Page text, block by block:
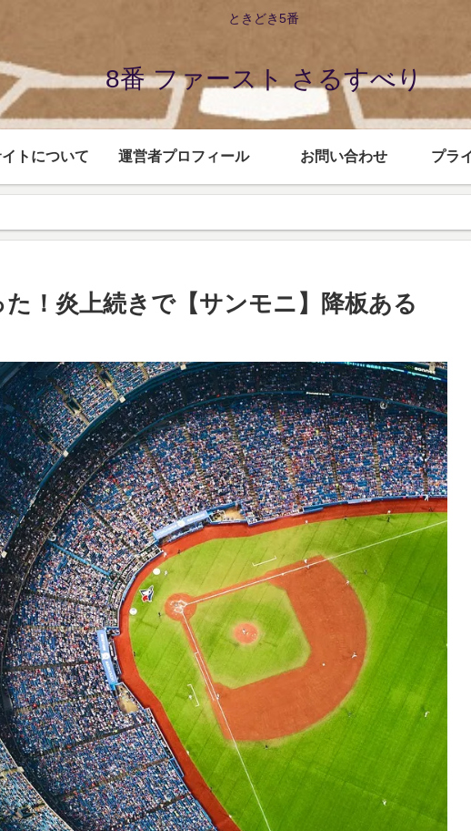
ときどき5番
8番 ファースト さるすべり
トについて 運営者プロフィール お問い合わせ プラ
！炎上続きで【サンモニ】降板ある